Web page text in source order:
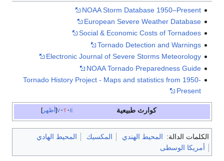
NOAA Storm Database 1950–Present
European Severe Weather Database
Social & Economic Costs of Tornadoes
Tornado Detection and Warnings
Electronic Journal of Severe Storms Meteorology
NOAA Tornado Preparedness Guide
Tornado History Project - Maps and statistics from 1950-
Present
أظهر v t e كوارث طبيعية
الكلمات الدالة: المحيط الهندي المكسيك
المحيط الهادي
أمريكا الوسطى